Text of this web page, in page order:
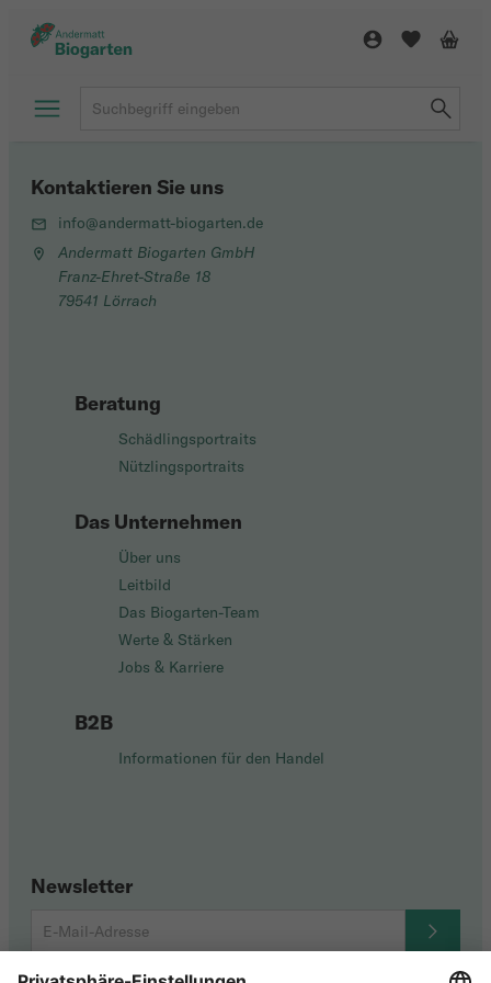
Beratung
Schädlingsportraits
Nützlingsportraits
Das Unternehmen
Über uns
Leitbild
Das Biogarten-Team
Werte & Stärken
Jobs & Karriere
B2B
Informationen für den Handel
Newsletter
Kontaktieren Sie uns
info@andermatt-biogarten.de
Andermatt Biogarten GmbH
Franz-Ehret-Straße 18
79541 Lörrach